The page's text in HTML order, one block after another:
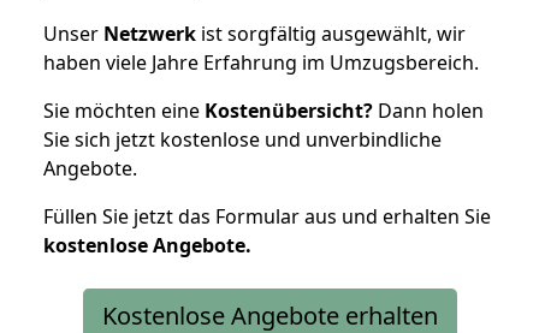
Unser Netzwerk ist sorgfältig ausgewählt, wir
haben viele Jahre Erfahrung im Umzugsbereich.
Sie möchten eine Kostenübersicht? Dann holen
Sie sich jetzt kostenlose und unverbindliche
Angebote.
Füllen Sie jetzt das Formular aus und erhalten Sie
kostenloseAngebote.
Kostenlose Angebote erhalten